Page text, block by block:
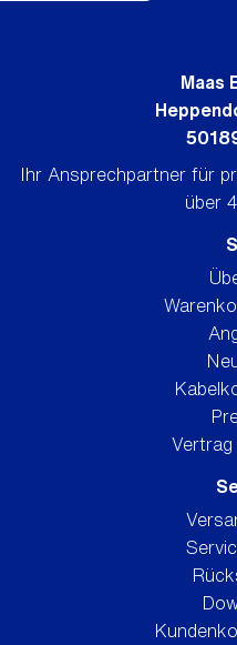
Vertrag
Maas
Ihr Ansprechpartner für
über